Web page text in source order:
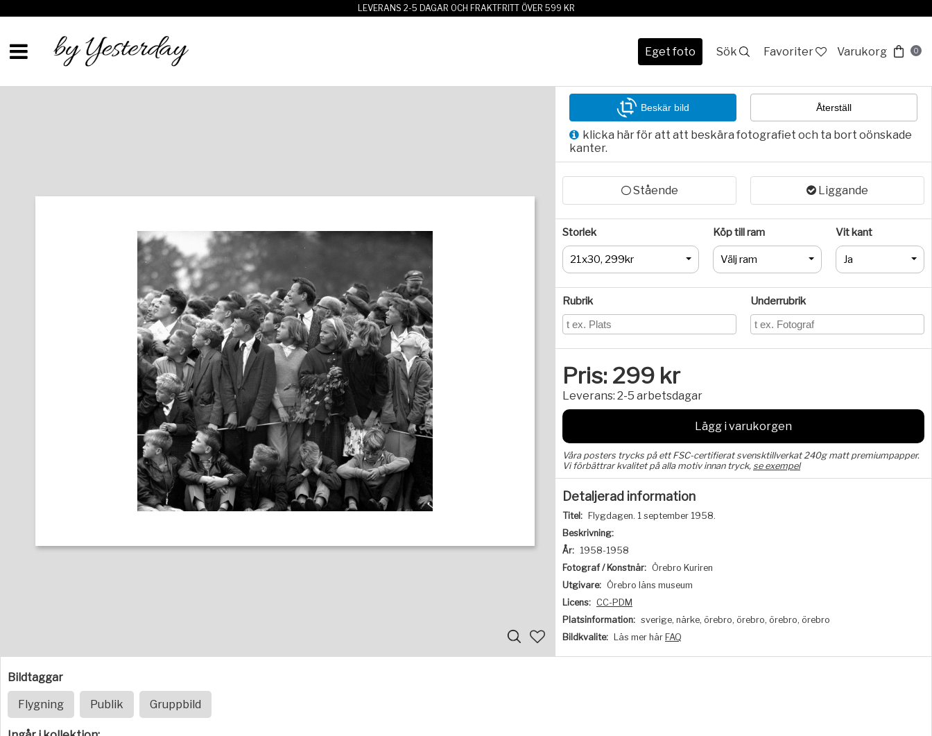
LEVERANS 2-5 DAGAR OCH FRAKTFRITT ÖVER 599 KR
Eget foto Sök Favoriter Varukorg 0
Beskär bild Återställ
klicka här för att att beskära fotografiet och ta bort oönskade
kanter.
Stående Liggande
Storlek
21x30, 299kr
Köp till ram
Välj ram
Vit kant
Ja
Rubrik Underrubrik
Pris: 299 kr
Leverans: 2-5 arbetsdagar
Lägg i varukorgen
Våra posters trycks på ett FSC-certifierat svensktillverkat 240g matt premiumpapper.
Vi förbättrar kvalitet på alla motiv innan tryck, se exempel
Detaljerad information
Titel:
Flygdagen. 1 september 1958.
Beskrivning:
År: 1958-1958
Fotograf / Konstnär: Örebro Kuriren
Utgivare: Örebro läns museum
Licens: CC-PDM
Platsinformation: sverige, närke, örebro, örebro, örebro, örebro
Bildkvalite:
Läs mer här FAQ
Bildtaggar
Flygning Publik Gruppbild